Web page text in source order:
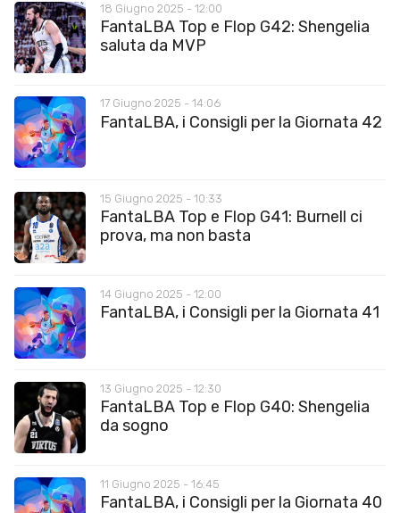
18 Giugno 2025 - 12:00
FantaLBA Top e Flop G42: Shengelia
saluta da MVP
17 Giugno 2025 - 14:06
FantaLBA, i Consigli per la Giornata 42
15 Giugno 2025 - 10:33
FantaLBA Top e Flop G41: Burnell ci
prova, ma non basta
14 Giugno 2025 - 12:00
FantaLBA, i Consigli per la Giornata 41
13 Giugno 2025 - 12:30
FantaLBA Top e Flop G40: Shengelia
da sogno
11 Giugno 2025 - 16:45
FantaLBA, i Consigli per la Giornata 40